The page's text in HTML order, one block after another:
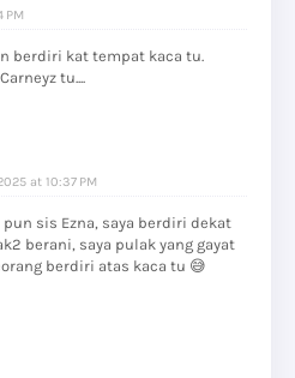
PM
berdiri kat tempat kaca tu.
tu....
at 10:37 PM
pun sis Ezna, saya berdiri dekat
berani, saya pulak yang gayat
berdiri atas kaca tu 😅